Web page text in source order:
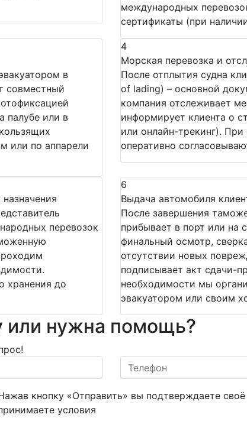
международных
сертификаты (при
в
совместный
палубе или в
или по аппарели
4
Морская перевозка и
После отплытия судна
of lading) – основной
компания отслеживает
информирует клиента о
или онлайн-трекинг).
оперативно
перевозок
хранения до
6
Выдача автомобиля
После завершения
прибывает в порт или на
финальный осмотр,
отсутствии новых
подписывает акт сдачи-
необходимости мы
эвакуатором или своим
или нужна помощь?
кнопку «Отправить» вы подтверждаете своё
условия